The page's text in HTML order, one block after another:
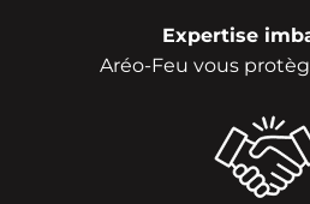
Expertise
Aréo-Feu vous